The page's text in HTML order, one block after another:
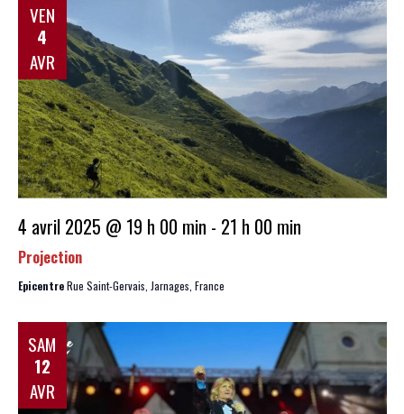
VEN
4
AVR
Projection
4 avril 2025 @ 19 h 00 min - 21 h 00 min
EpicentreRue Saint-Gervais, Jarnages, France
SAM
12
AVR